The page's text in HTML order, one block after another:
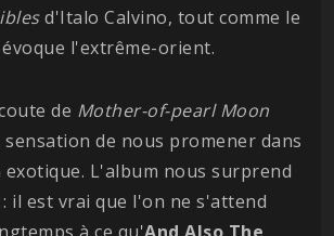
d'Italo Calvino, tout comme le
l'extrême-orient.
de Mother-of-pearl Moon
de nous promener dans
L'album nous surprend
il est vrai que l'on ne s'attend